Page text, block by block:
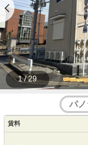
1 / 29
パ
賃料